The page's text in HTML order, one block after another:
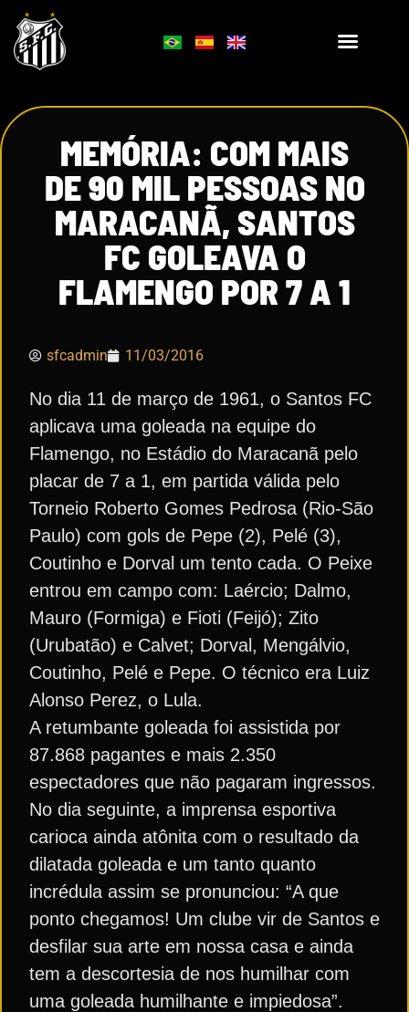
MEMÓRIA: COM MAIS
DE 90 MIL PESSOAS NO
MARACANÃ, SANTOS
FC GOLEAVA O
FLAMENGO POR 7 A 1
sfcadmin 11/03/2016
No dia 11 de março de 1961, o Santos FC
aplicava uma goleada na equipe do
Flamengo, no Estádio do Maracanã pelo
placar de 7 a 1, em partida válida pelo
Torneio Roberto Gomes Pedrosa (Rio-São
Paulo) com gols de Pepe (2), Pelé (3),
Coutinho e Dorval um tento cada. O Peixe
entrou em campo com: Laércio; Dalmo,
Mauro (Formiga) e Fioti (Feijó); Zito
(Urubatão) e Calvet; Dorval, Mengálvio,
Coutinho, Pelé e Pepe. O técnico era Luiz
Alonso Perez, o Lula.
A retumbante goleada foi assistida por
87.868 pagantes e mais 2.350
espectadores que não pagaram ingressos.
No dia seguinte, a imprensa esportiva
carioca ainda atônita com o resultado da
dilatada goleada e um tanto quanto
incrédula assim se pronunciou: “A que
ponto chegamos! Um clube vir de Santos e
desfilar sua arte em nossa casa e ainda
tem a descortesia de nos humilhar com
uma goleada humilhante e impiedosa”.